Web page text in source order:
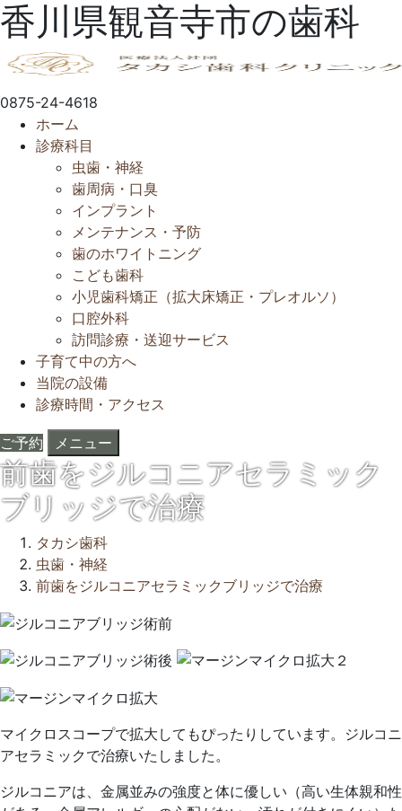
香川県観音寺市の歯科
0875-24-4618
ホーム
診療科目
虫歯・神経
歯周病・口臭
インプラント
メンテナンス・予防
歯のホワイトニング
こども歯科
小児歯科矯正（拡大床矯正・プレオルソ）
口腔外科
訪問診療・送迎サービス
子育て中の方へ
当院の設備
診療時間・アクセス
ご予約 メニュー
前歯をジルコニアセラミック
ブリッジで治療
タカシ歯科
虫歯・神経
前歯をジルコニアセラミックブリッジで治療
2022
5
月
25
日
マイクロスコープで拡大してもぴったりしています。ジルコニ
アセラミックで治療いたしました。
ジルコニアは、金属並みの強度と体に優しい（高い生体親和性